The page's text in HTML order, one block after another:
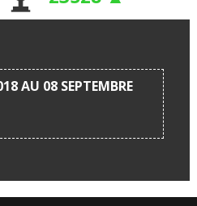
AU 08 SEPTEMBRE